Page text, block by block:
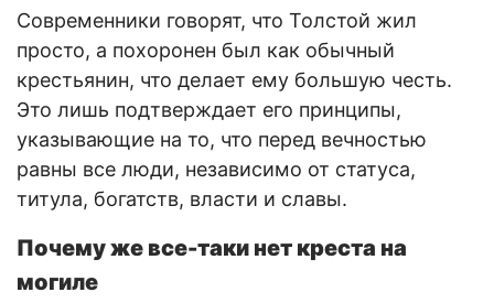
Современники говорят, что Толстой жил
просто, а похоронен был как обычный
крестьянин, что делает ему большую честь.
Это лишь подтверждает его принципы,
указывающие на то, что перед вечностью
равны все люди, независимо от статуса,
титула, богатств, власти и славы.
Почему же все-таки нет креста на
могиле